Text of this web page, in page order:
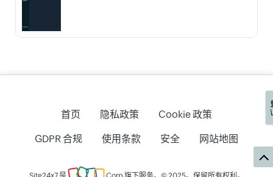
首页 隐私政策 Cookie 政策
GDPR 合规 使用条款 安全 网站地图